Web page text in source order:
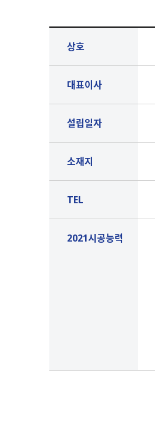
상호
대표이사
설립일자
소재지
TEL
2021시공능력